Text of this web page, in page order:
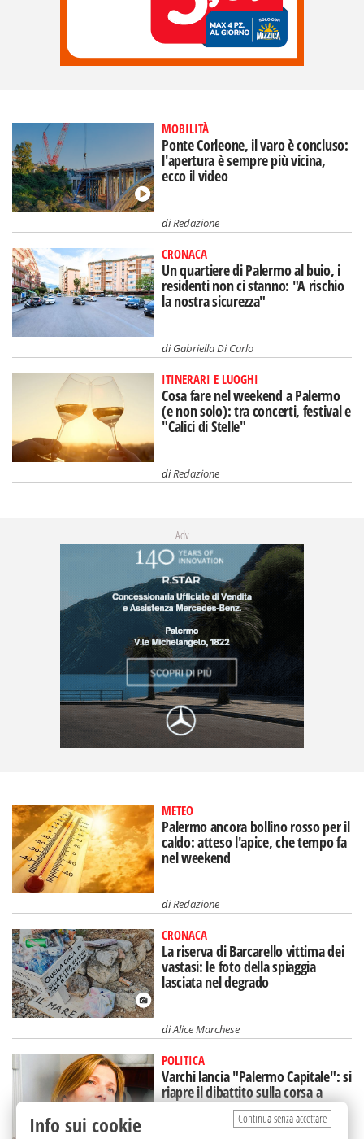
MOBILITÀ
Ponte Corleone, il varo è concluso:
l'apertura è sempre più vicina,
ecco il video
diRedazione
CRONACA
Un quartiere di Palermo al buio, i
residenti non ci stanno: "A rischio
la nostra sicurezza"
diGabriella Di Carlo
ITINERARI E LUOGHI
Cosa fare nel weekend a Palermo
(e non solo): tra concerti, festival e
"Calici di Stelle"
diRedazione
Adv
METEO
Palermo ancora bollino rosso per il
caldo: atteso l'apice, che tempo fa
nel weekend
diRedazione
CRONACA
La riserva di Barcarello vittima dei
vastasi: le foto della spiaggia
lasciata nel degrado
diAlice Marchese
POLITICA
Varchi lancia "Palermo Capitale": si
riapre il dibattito sulla corsa a
sindaco, c'è chi dice sì
Continua senza accettare
Info sui cookie